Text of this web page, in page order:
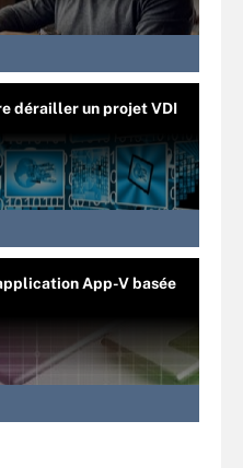
dérailler un projet VDI
App-V basée